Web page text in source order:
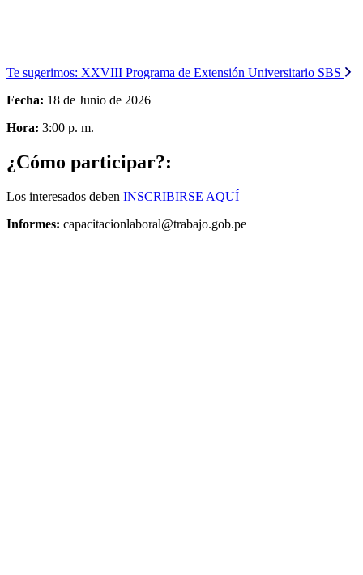
Te sugerimos: XXVIII Programa de Extensión Universitario SBS
Fecha: 18 de Junio de 2026
Hora: 3:00 p. m.
¿Cómo participar?:
Los interesados deben INSCRIBIRSE AQUÍ
Informes: capacitacionlaboral@trabajo.gob.pe